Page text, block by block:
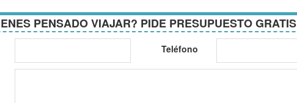
PENSADO VIAJAR? PIDE PRESUPUESTO GRATIS
Teléfono